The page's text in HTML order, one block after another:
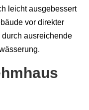
leicht ausgebessert
vor direkter
ausreichende